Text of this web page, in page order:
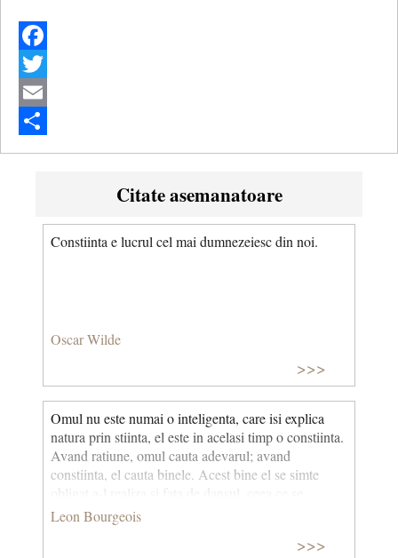
Facebook
Twitter
Email
Share
Citate asemanatoare
Constiinta e lucrul cel mai dumnezeiesc din noi.
Oscar Wilde
>>>
Omul nu este numai o inteligenta, care isi explica
natura prin stiinta, el este in acelasi timp o constiinta.
Avand ratiune, omul cauta adevarul; avand
constiinta, el cauta binele. Acest bine el se simte
obligat a-l realiza si fata de dansul, ceea ce se
cheama morala individuala, si fata de celelalte fiinte
cu ratiune si cu constiinta care seamana cu dansul -
Leon Bourgeois
>>>